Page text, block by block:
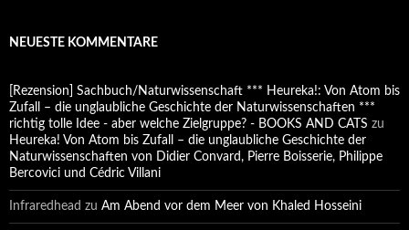
NEUESTE KOMMENTARE
[Rezension] Sachbuch/Naturwissenschaft *** Heureka!: Von Atom bis
Zufall – die unglaubliche Geschichte der Naturwissenschaften ***
richtig tolle Idee - aber welche Zielgruppe? - BOOKS AND CATS zu
Heureka! Von Atom bis Zufall – die unglaubliche Geschichte der
Naturwissenschaften von Didier Convard, Pierre Boisserie, Philippe
Bercovici und Cédric Villani
Infraredhead zu Am Abend vor dem Meer von Khaled Hosseini